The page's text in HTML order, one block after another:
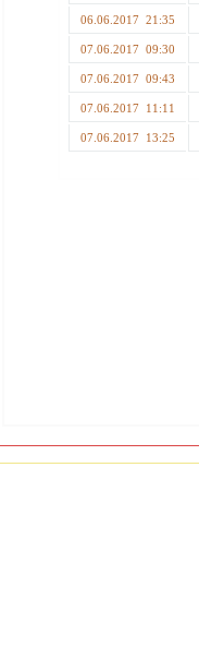
06.06.2017 21:35
07.06.2017 09:30
07.06.2017 09:43
07.06.2017 11:11
07.06.2017 13:25